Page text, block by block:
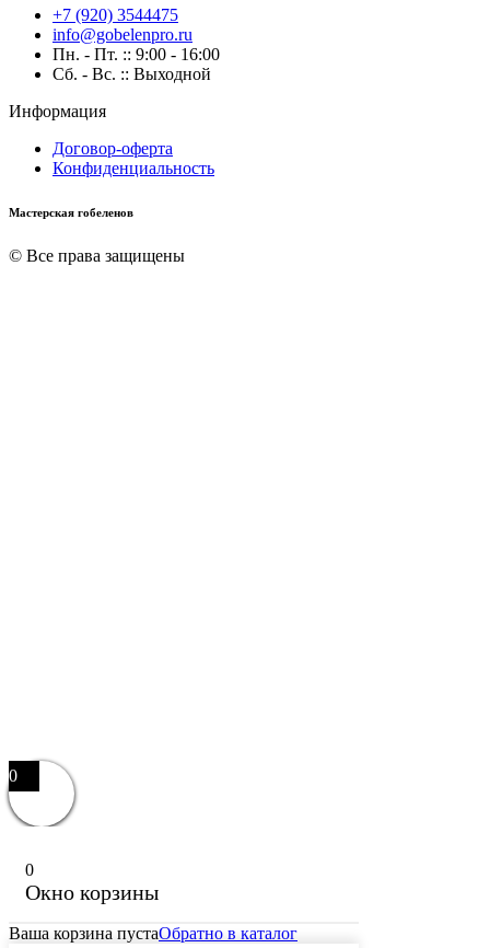
+7 (920) 3544475
info@gobelenpro.ru
Пн. - Пт. :: 9:00 - 16:00
Сб. - Вс. :: Выходной
Информация
Договор-оферта
Конфиденциальность
Мастерская гобеленов
© Все права защищены
0
0
Окно корзины
Ваша корзина пустаОбратно в каталог